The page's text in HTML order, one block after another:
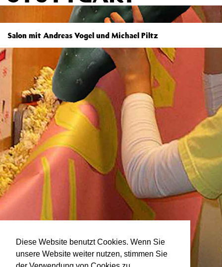
Diese Website benutzt Cookies. Wenn Sie
unsere Website weiter nutzen, stimmen Sie
Salon mit Andreas Vogel und Michael Piltz